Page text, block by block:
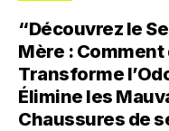
“Découvrez le
Mère :
Transforme
Élimine les
Chaussures de